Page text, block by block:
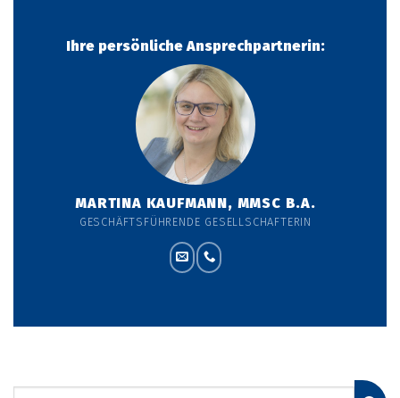
Ihre persönliche Ansprechpartnerin:
MARTINA KAUFMANN, MMSC B.A.
GESCHÄFTSFÜHRENDE GESELLSCHAFTERIN